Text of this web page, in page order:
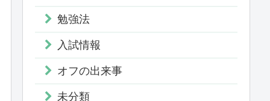
勉強法
入試情報
オフの出来事
未分類